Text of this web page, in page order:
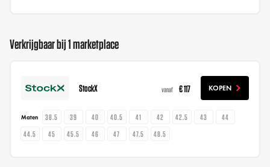
Verkrijgbaar bij 1 marketplace
StockX vanaf € 117 KOPEN
Maten 38.5 39 40 40.5 41 42 42.5 43
44
44.5
45 45.5 46 47 47.5 48.5